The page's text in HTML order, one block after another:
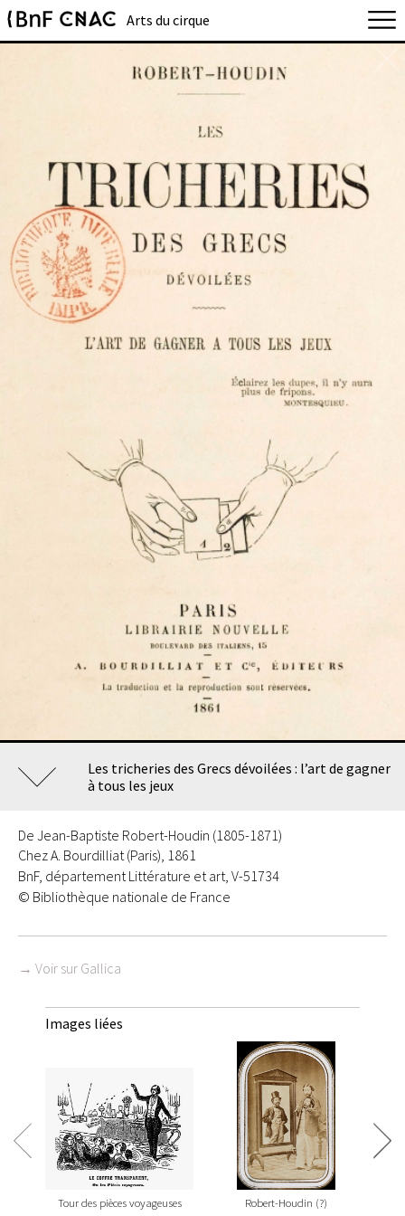
Arts du cirque
Les tricheries des Grecs dévoilées : l’art de gagner
à tous les jeux
De Jean-Baptiste Robert-Houdin (1805-1871)
Chez A. Bourdilliat (Paris), 1861
BnF, département Littérature et art, V-51734
© Bibliothèque nationale de France
→ Voir sur Gallica
Images liées
Tour des pièces voyageuses Robert-Houdin (?)